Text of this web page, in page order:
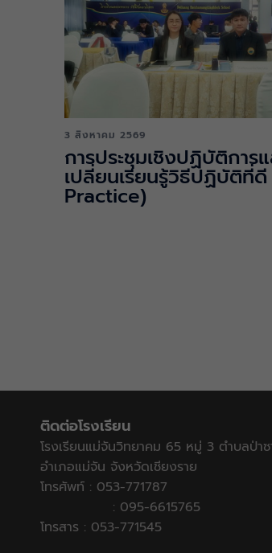
3 สิงหาคม 2569
การประชุมเชิงปฏิบัติการ
เปลี่ยนเรียนรู้วิธีปฏิบัติที่
Practice)
ติดต่อโรงเรียน
โรงเรียนแม่จันวิทยาคม 65 หมู่ 3 ตำบลป่าซ
อำเภอแม่จัน จังหวัดเชียงราย
โทรศัพท์ : 053-771787
: 095-6615765
โทรสาร : 053-771545